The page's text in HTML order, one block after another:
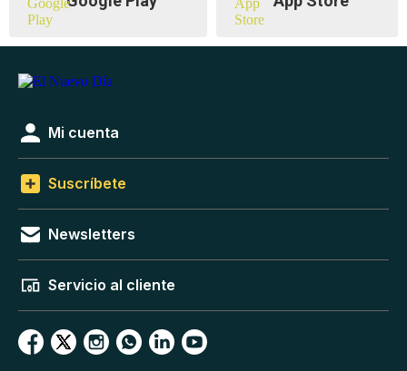
Mi cuenta
Suscríbete
Newsletters
Servicio al cliente